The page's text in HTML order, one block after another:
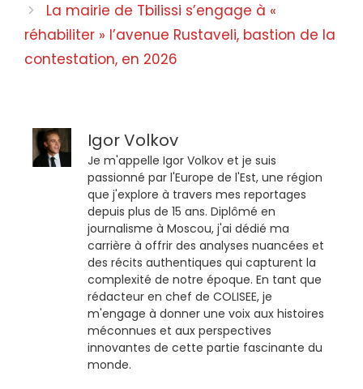
La mairie de Tbilissi s’engage à «
réhabiliter » l’avenue Rustaveli, bastion de la
contestation, en 2026
Igor Volkov
Je m'appelle Igor Volkov et je suis
passionné par l'Europe de l'Est, une région
que j'explore à travers mes reportages
depuis plus de 15 ans. Diplômé en
journalisme à Moscou, j'ai dédié ma
carrière à offrir des analyses nuancées et
des récits authentiques qui capturent la
complexité de notre époque. En tant que
rédacteur en chef de COLISEE, je
m'engage à donner une voix aux histoires
méconnues et aux perspectives
innovantes de cette partie fascinante du
monde.